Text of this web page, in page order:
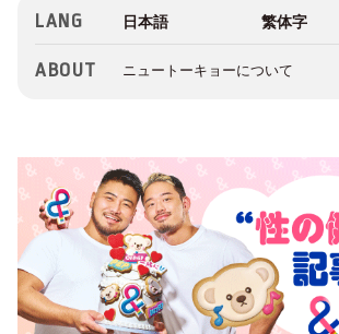
LANG
ABOUT ニュートーキョーについて